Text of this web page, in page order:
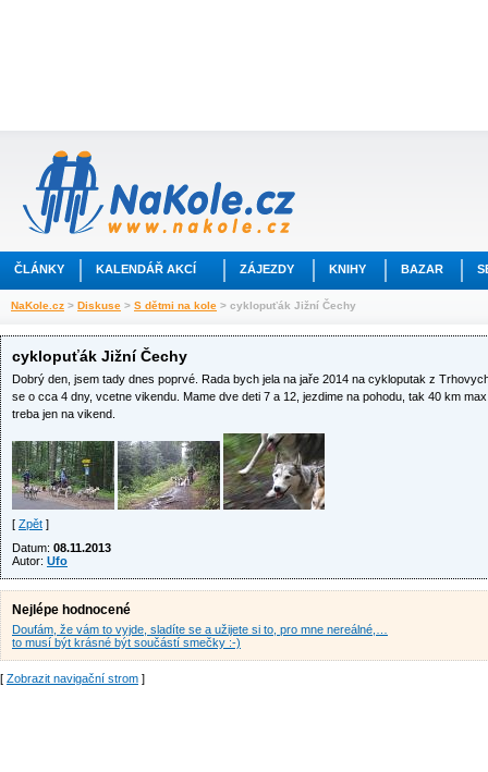
ČLÁNKY KALENDÁŘ AKCÍ ZÁJEZDY KNIHY BAZAR
NaKole.cz > Diskuse > S dětmi na kole > cyklopuťák Jižní Čechy
cyklopuťák Jižní Čechy
Dobrý den, jsem tady dnes poprvé. Rada bych jela na jaře 2014 na cykloputak z
se o cca 4 dny, vcetne vikendu. Mame dve deti 7 a 12, jezdime na pohodu, tak 40 km
treba jen na vikend.
[ Zpět ]
Datum: 08.11.2013
Autor: Ufo
Nejlépe hodnocené
Doufám, že vám to vyjde, sladíte se a užijete si to, pro mne nereálné,…
to musí být krásné být součástí smečky :-)
[ Zobrazit navigační strom ]